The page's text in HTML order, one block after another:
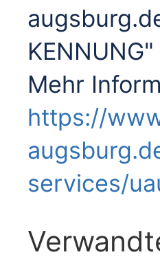
Mehr
https://
services/